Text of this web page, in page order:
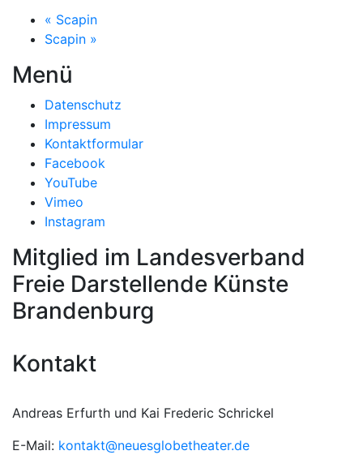
« Scapin
Scapin »
Menü
Datenschutz
Impressum
Kontaktformular
Facebook
YouTube
Vimeo
Instagram
Mitglied im Landesverband
Freie Darstellende Künste
Brandenburg
Kontakt
Andreas Erfurth und Kai Frederic Schrickel
E-Mail: kontakt@neuesglobetheater.de